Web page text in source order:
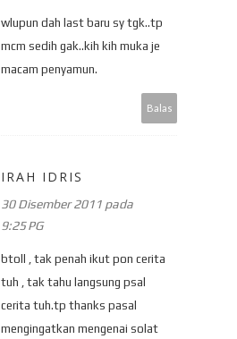
wlupun dah last baru sy tgk..tp
mcm sedih gak..kih kih muka je
macam penyamun.
Balas
IRAH IDRIS
30 Disember 2011 pada
9:25 PG
btoll , tak penah ikut pon cerita
tuh , tak tahu langsung psal
cerita tuh.tp thanks pasal
mengingatkan mengenai solat